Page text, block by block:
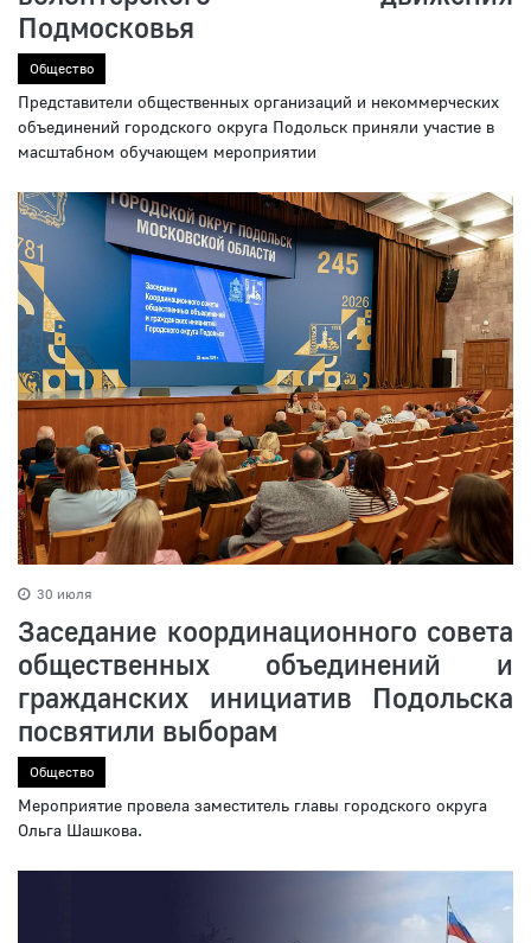
Подмосковья
Общество
Представители общественных организаций и некоммерческих
объединений городского округа Подольск приняли участие в
масштабном обучающем мероприятии
30 июля
Заседание координационного совета
общественных объединений и
гражданских инициатив Подольска
посвятили выборам
Общество
Мероприятие провела заместитель главы городского округа
Ольга Шашкова.